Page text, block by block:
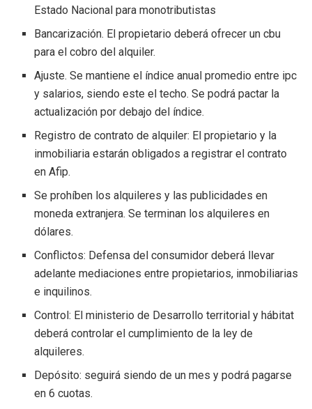
Estado Nacional para monotributistas
Bancarización. El propietario deberá ofrecer un cbu
para el cobro del alquiler.
Ajuste. Se mantiene el índice anual promedio entre ipc
y salarios, siendo este el techo. Se podrá pactar la
actualización por debajo del índice.
Registro de contrato de alquiler: El propietario y la
inmobiliaria estarán obligados a registrar el contrato
en Afip.
Se prohíben los alquileres y las publicidades en
moneda extranjera. Se terminan los alquileres en
dólares.
Conflictos: Defensa del consumidor deberá llevar
adelante mediaciones entre propietarios, inmobiliarias
e inquilinos.
Control: El ministerio de Desarrollo territorial y hábitat
deberá controlar el cumplimiento de la ley de
alquileres.
Depósito: seguirá siendo de un mes y podrá pagarse
en 6 cuotas.